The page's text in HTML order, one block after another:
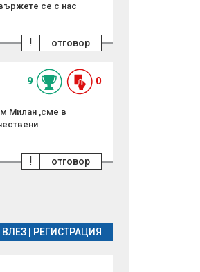
се с нас
отговор
!
9 0
Милан ,сме в
отговор
!
ВЛЕЗ РЕГИСТРАЦИЯ